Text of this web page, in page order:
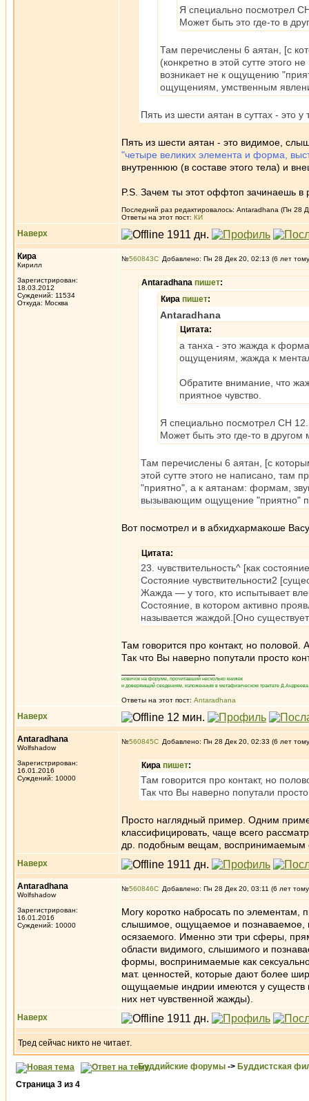
Я специально посмотрел
Может быть это где-то в
Там перечислены 6 аятан, [с
(конкретно в этой сутте этого
возникает не к ощущению
ощущениям, умственным
Пять из шести аятан в суттах - это
Пять из шести аятан - это видимое,
"четыре великих элемента и форма,
внутреннюю (в составе этого тела) и
P.S. Зачем ты этот оффтоп зачинаешь в
Последний раз редактировалось: Antaradhana (Пн 28
Ответы на этот пост: КИ
Наверх
Кира
Кирилл
Зарегистрирован:
18.03.2012
Суждений: 11534
Откуда: Москва
№560843 Добавлено: Пн 28 Дек 20, 02:13 (6 лет
Antaradhana пишет:
Кира пишет:
Antaradhana
Цитата:
а танха - это жажда к
ощущениям, жажда к
Обратите внимание, что
приятное чувство.
Я специально посмотрел СН
Может быть это где-то в другом
Там перечислены 6 аятан, [с
этой сутте этого не написано, там
"приятно", а к аятанам: формам,
вызывающим ощущение "приятно"
Вот посмотрел и в абхидхармакоше
Цитата:
23. чувствительность^ [как
Состояние чувствительности2
Жажда — у того, кто испытывает
Состояние, в котором активно
называется жаждой.[Оно
Там говорится про контакт, но половой.
Так что Вы наверно попутали просто
новичок на форуме, прочитавший несколько книжек
и доверяющий сведениям, изложенным в метафизическом трактате
Ответы на этот пост: Antaradhana
Наверх
Antaradhana
Wolfshadow
Зарегистрирован:
16.01.2016
Суждений: 10000
№560845 Добавлено: Пн 28 Дек 20, 02:33 (6 лет
Кира пишет:
Там говорится про контакт, но
Так что Вы наверно попутали
Просто наглядный пример. Одним
классифицировать, чаще всего
др. подобным вещам, воспринимаемым
Наверх
Antaradhana
Wolfshadow
Зарегистрирован:
16.01.2016
Суждений: 10000
№560846 Добавлено: Пн 28 Дек 20, 03:11 (6 лет
Могу коротко набросать по
слышимое, ощущаемое и познаваемое,
осязаемого. Именно эти три сферы,
области видимого, слышимого и
формы, воспринимаемые как
мат. ценностей, которые дают более
ощущаемые индрии имеются у существ
них нет чувственной жажды).
Наверх
Тред сейчас никто не читает.
Буддийские форумы -> Буддистская
Страница 3 из 4